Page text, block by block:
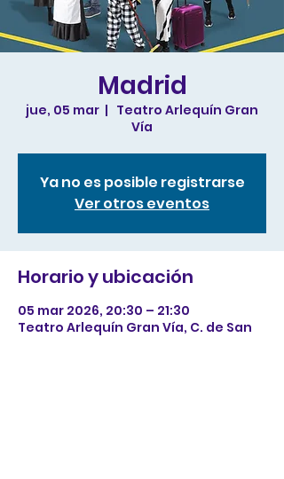
Madrid
jue, 05 mar
  |
Teatro Arlequín Gran
Vía
Ya no es posible registrarse
Ver otros eventos
Horario y ubicación
05 mar 2026, 20:30 – 21:30
Teatro Arlequín Gran Vía, C. de San